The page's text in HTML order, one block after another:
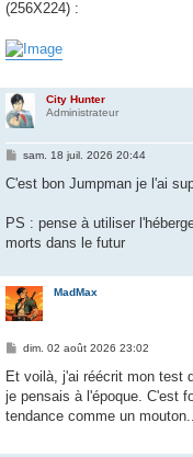
(256X224) :
City Hunter
Administrateur
M
s
g
sam. 18 juil. 2026 20:44
C'est bon Jumpman je l'ai
PS : pense à utiliser
morts dans le futur
MadMax
M
s
a
g
dim. 02 août 2026 23:02
Et voilà, j'ai réécrit mon test
je pensais à l'époque. C'est
tendance comme un